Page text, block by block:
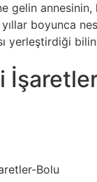
gelin
boyunca
yerleştirdiği